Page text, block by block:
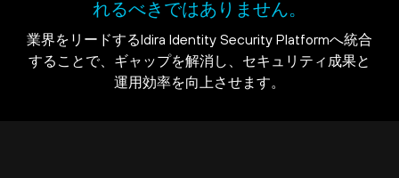
れるべきではありません。
業界をリードするIdira Identity Security Platformへ統合
することで、ギャップを解消し、セキュリティ成果と
運用効率を向上させます。